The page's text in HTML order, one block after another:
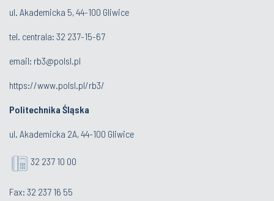
ul. Akademicka 5, 44-100 Gliwice
tel. centrala: 32 237-15-67
email: rb3@polsl.pl
https://www.polsl.pl/rb3/
Politechnika Śląska
ul. Akademicka 2A, 44-100 Gliwice
32 237 10 00
Fax: 32 237 16 55